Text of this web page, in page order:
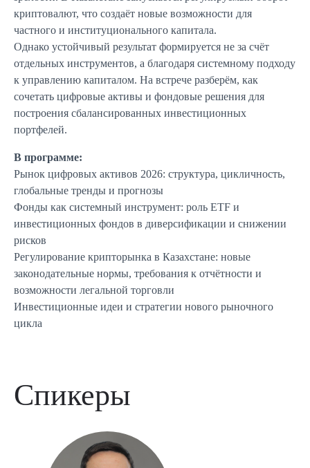
криптовалют, что создаёт новые возможности для
частного и институционального капитала.
Однако устойчивый результат формируется не за счёт
отдельных инструментов, а благодаря системному подходу
к управлению капиталом. На встрече разберём, как
сочетать цифровые активы и фондовые решения для
построения сбалансированных инвестиционных
портфелей.
В программе:
Рынок цифровых активов 2026: структура, цикличность,
глобальные тренды и прогнозы
Фонды как системный инструмент: роль ETF и
инвестиционных фондов в диверсификации и снижении
рисков
Регулирование крипторынка в Казахстане: новые
законодательные нормы, требования к отчётности и
возможности легальной торговли
Инвестиционные идеи и стратегии нового рыночного
цикла
Спикеры